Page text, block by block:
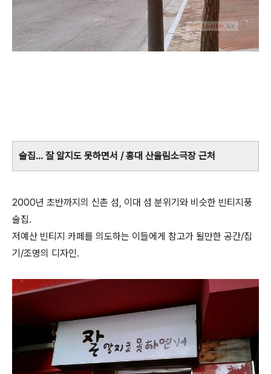
술집... 잘 알지도 못하면서 / 홍대 산울림소극장 근처
2000년 초반까지의 신촌 섬, 이대 섬 분위기와 비슷한 빈티지풍
술집.
저예산 빈티지 카페를 의도하는 이들에게 참고가 될만한 공간/집
기/조명의 디자인.